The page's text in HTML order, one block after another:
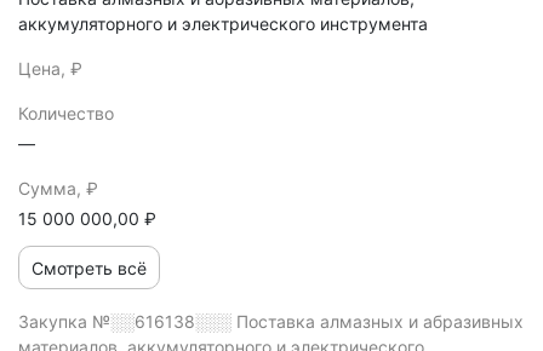
аккумуляторного и электрического инструмента
Цена, ₽
Количество
—
Сумма, ₽
15 000 000,00 ₽
Смотреть всё
Закупка №░░616138░░░ Поставка алмазных и абразивных
материалов, аккумуляторного и электрического